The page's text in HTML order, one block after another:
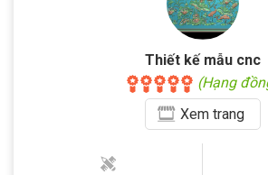
Thiết kế mẫu cnc
(Hạng
Xemtrang